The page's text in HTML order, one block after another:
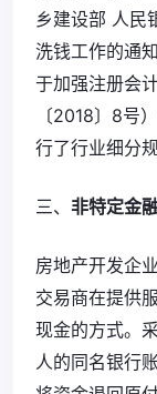
乡建设部 人民
洗钱工作的通
于加强注册会
〔2018〕8号
行了行业细分规
三、 非特定金
房地产开发企
交易商在提供
现金的方式。
人的同名银行